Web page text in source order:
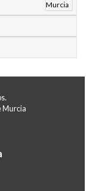
Murcia